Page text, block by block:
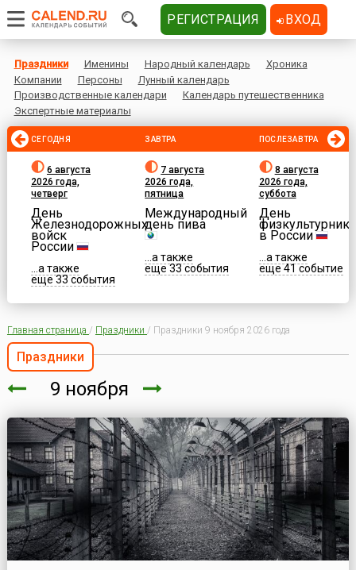
Праздники Именины Народный календарь
Хроника
Компании
Персоны
Лунный календарь
Производственные календари
Календарь путешественника
Экспертные материалы
СЕГОДНЯ
6 августа
2026 года,
четверг
День
Железнодорожных
войск
России
...а также
еще 33 события
ЗАВТРА
7 августа
2026 года,
пятница
Международный
день пива
...а также
еще 33 события
ПОСЛЕЗАВТРА
8 августа
2026 года,
суббота
День
физкультурника
в России
...а также
еще 41 событие
Главная страница / Праздники / Праздники 9 ноября 2026 года
Праздники
9 ноября
РЕГИСТРАЦИЯ ВХОД